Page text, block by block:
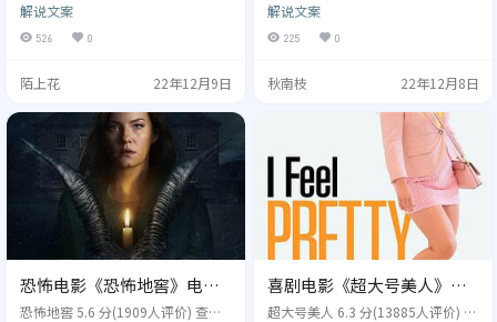
(台),秘密：敢于梦想,The Secret: Da
re to Dream 导演: 安迪坦纳特 演员:
凯蒂霍尔姆斯,乔什卢卡斯,杰瑞奥康
类型: 剧情,爱情 制片国家/地区: 美
作品《秘密》。故事描述独自扶养
三个孩子的寡妇米兰达（凯蒂荷姆
丝饰）在…
解说文案
526 0
陌上花 22年12月9日
导演: 林健龙 演员: 冯德伦,钟欣潼,张
茜,黄浩然 类型: 剧情,悬疑,惊悚 制
片国家/地区: 中国香港 年份: 2006
带着一众乡亲打算到城里发展生
火让所有兄弟都失去了生命，刘诚
自此一无所有并锒铛入狱。真正的
凶手其实是他的助手彭四（黄浩然…
解说文案
225 0
秋南枝 22年12月8日
恐怖电影《恐怖地窖》电影
解说文案/片源
恐怖地窖 5.6 分(1909人评价) 查看
喜剧电影《超大号美人》电
影解说文案/片源
超大号美人 6.3 分(13885人评价) 查